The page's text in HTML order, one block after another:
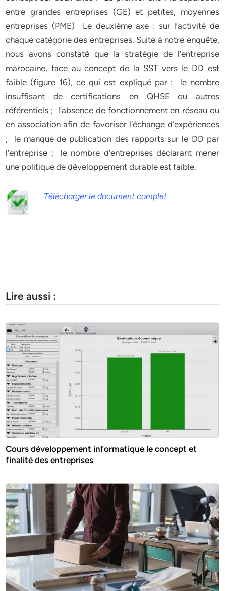
entre grandes entreprises (GE) et petites, moyennes
entreprises (PME) Le deuxième axe : sur l’activité de
chaque catégorie des entreprises. Suite à notre enquête,
nous avons constaté que la stratégie de l’entreprise
marocaine, face au concept de la SST vers le DD est
faible (figure 16), ce qui est expliqué par : le nombre
insuffisant de certifications en QHSE ou autres
référentiels ; l’absence de fonctionnement en réseau ou
en association afin de favoriser l’échange d’expériences
; le manque de publication des rapports sur le DD par
l’entreprise ; le nombre d’entreprises déclarant mener
une politique de développement durable est faible.
Télécharger le document complet
Lire aussi :
Cours développement informatique le concept et
finalité des entreprises